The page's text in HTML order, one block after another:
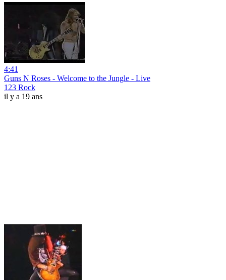
4:41
Guns N Roses - Welcome to the Jungle - Live
123 Rock
il y a 19 ans